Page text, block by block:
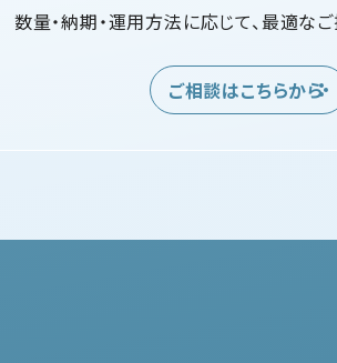
数量・納期・運用方法に応じて、最適な
ご相談はこちらから